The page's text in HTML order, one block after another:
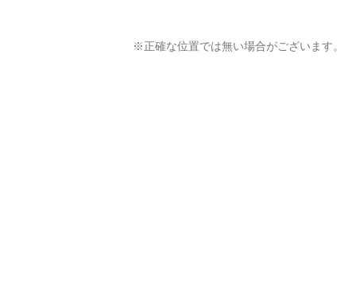
※正確な位置では無い場合がございます。